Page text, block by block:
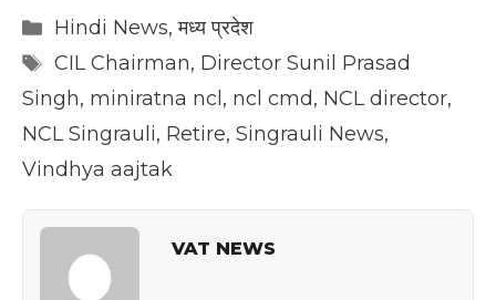
Categories
Hindi News,मध्य प्रदेश
Tags
CIL Chairman, Director Sunil Prasad
Singh, miniratna ncl , ncl cmd, NCL director,
NCL Singrauli, Retire, Singrauli News,
Vindhya aajtak
VAT NEWS